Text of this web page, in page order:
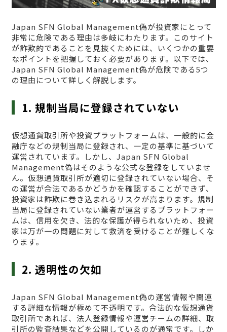
Japan SFN Global Management偽が投資家にとって
非常に危険である理由は多岐にわたります。このサイト
が詐欺的であることを見抜くためには、いくつかの重要
なポイントを把握しておく必要があります。以下では、
Japan SFN Global Management偽が危険である5つ
の理由について詳しく解説します。
1. 規制当局に登録されていない
仮想通貨取引所や投資プラットフォームは、一般的に金
融庁などの規制当局に登録され、一定の基準に基づいて
運営されています。しかし、Japan SFN Global
Management偽はそのような公式な登録をしていませ
ん。仮想通貨取引所が適切に登録されていない場合、そ
の運営が合法であるかどうかを確認することができず、
投資家は詐欺に巻き込まれるリスクが高まります。規制
当局に登録されていない業者が運営するプラットフォー
ムは、信用を欠き、法的な保護が得られないため、投資
家は万が一の問題に対して救済を受けることが難しくな
ります。
2. 透明性の欠如
Japan SFN Global Management偽の運営情報や関連
する詳細な情報が極めて不透明です。合法的な仮想通貨
取引所であれば、法人登録情報や運営チームの詳細、取
引所の監査結果などを公開しているのが通常です。しか